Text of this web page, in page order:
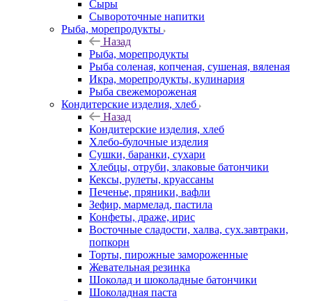
Сыры
Сывороточные напитки
Рыба, морепродукты
Назад
Рыба, морепродукты
Рыба соленая, копченая, сушеная, вяленая
Икра, морепродукты, кулинария
Рыба свежемороженая
Кондитерские изделия, хлеб
Назад
Кондитерские изделия, хлеб
Хлебо-булочные изделия
Сушки, баранки, сухари
Хлебцы, отруби, злаковые батончики
Кексы, рулеты, круассаны
Печенье, пряники, вафли
Зефир, мармелад, пастила
Конфеты, драже, ирис
Восточные сладости, халва, сух.завтраки,
попкорн
Торты, пирожные замороженные
Жевательная резинка
Шоколад и шоколадные батончики
Шоколадная паста